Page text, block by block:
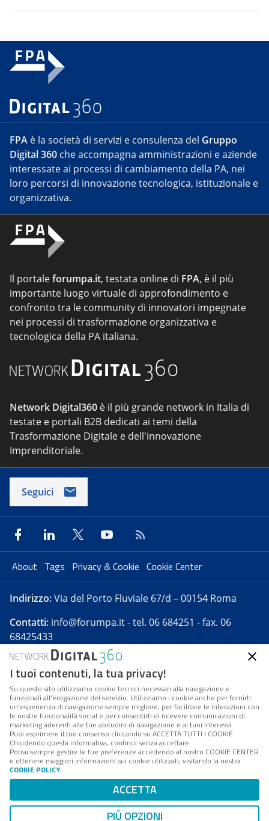
FPA è la società di servizi e consulenza del Gruppo
Digital 360 che accompagna amministrazioni e aziende
interessate ai processi di cambiamento della PA, nei
loro percorsi di innovazione tecnologica, istituzionale e
organizzativa.
Il portaleforumpa.it, testata online di FPA, è il più
importante luogo virtuale di approfondimento e
confronto tra le community di innovatori impegnate
nei processi di trasformazione organizzativa e
tecnologica della PA italiana.
Network Digital360 è il più grande network in Italia di
testate e portali B2B dedicati ai temi della
Trasformazione Digitale e dell'innovazione
Imprenditoriale.
Seguici
About Tags Privacy & Cookie Cookie Center
Indirizzo:Via del Porto Fluviale 67/d – 00154 Roma
Contatti: info@forumpa.it- tel. 06 684251 - fax. 06
68425433
Forumpa.itè una pubblicazione telematica iscritta
presso Registro della stampa del Tribunale di Roma -
Reg. n. 182 del 2 maggio 2008 - Direttore resp. Michela
Stentella
FPA s.r.l. è società soggetta a Direzione e
Coordinamento da parte di Digital360 S.p.A. - FPA s.r.l.
è un'azienda certificata per il sistema di management
Codice Fiscale/Partita IVA n. 10693191008 - R.E.A. Roma
n. 1249791. ISP AWS
Mappa del sito
I tuoi contenuti, la tua privacy!
Su questo sito utilizziamo cookie tecnici necessari alla navigazione e
funzionali all’erogazione del servizio. Utilizziamo i cookie anche per fornirti
un’esperienza di navigazione sempre migliore, per facilitare le interazioni con
le nostre funzionalità social e per consentirti di ricevere comunicazioni di
marketing aderenti alle tue abitudini di navigazione e ai tuoi interessi.
Puoi esprimere il tuo consenso cliccando su ACCETTA TUTTI I COOKIE.
Chiudendo questa informativa, continui senza accettare.
Potrai sempre gestire le tue preferenze accedendo al nostro COOKIE CENTER
e ottenere maggiori informazioni sui cookie utilizzati, visitando la nostra
COOKIE POLICY.
ACCETTA
PIÙ OPZIONI